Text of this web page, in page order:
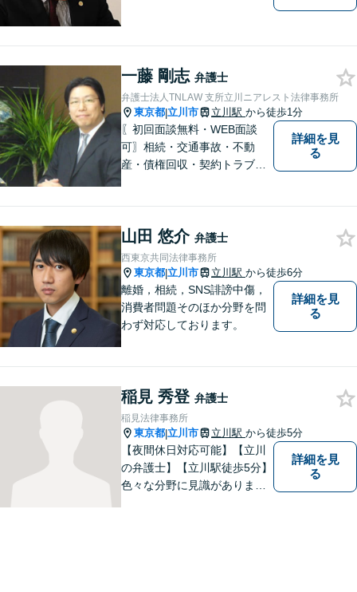
一藤 剛志 弁護士
弁護士法人TNLAW 支所立川ニアレスト法律事務所
東京都|立川市 立川駅 から徒歩1分
〖初回面談無料・WEB面談
可〗相続・交通事故・不動
産・債権回収・契約トラブル
詳細を見
る
山田 悠介 弁護士
西東京共同法律事務所
東京都|立川市 立川駅 から徒歩6分
離婚，相続，SNS誹謗中傷，
消費者問題そのほか分野を問
わず対応しております。
詳細を見
る
稲見 秀登 弁護士
稲見法律事務所
東京都|立川市 立川駅 から徒歩5分
【夜間休日対応可能】【立川
の弁護士】【立川駅徒歩5分】
色々な分野に見識がありま
詳細を見
る